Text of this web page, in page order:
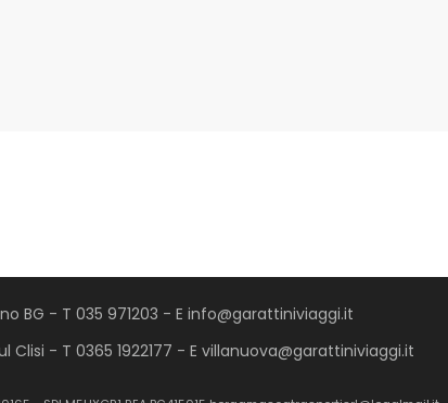
BG - T 035 971203 - E info@garattiniviaggi.it
- T 0365 1922177 - E villanuova@garattiniviaggi.it